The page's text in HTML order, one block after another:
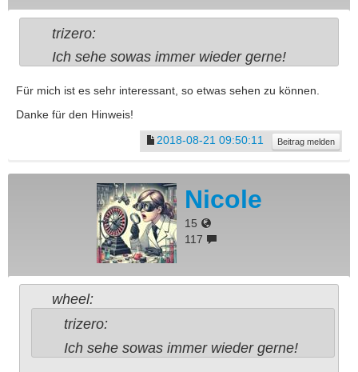
trizero:
Ich sehe sowas immer wieder gerne!
Für mich ist es sehr interessant, so etwas sehen zu können.
Danke für den Hinweis!
2018-08-21 09:50:11
Beitrag melden
Nicole
15
117
wheel:
trizero:
Ich sehe sowas immer wieder gerne!